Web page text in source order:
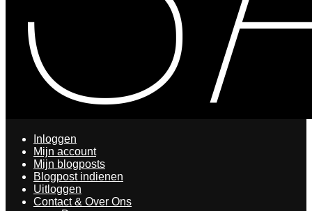
Inloggen
Mijn account
Mijn blogposts
Blogpost indienen
Uitloggen
Contact & Over Ons